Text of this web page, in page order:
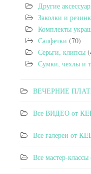
Другие
Заколки и
Комплекты
Салфетки (70)
Серьги, клипсы
Сумки, чехлы и
ВЕЧЕРНИЕ
Все ВИДЕО от
Все галереи от
Все мастер-